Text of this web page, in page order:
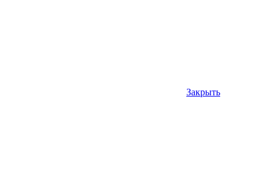
Закрыть